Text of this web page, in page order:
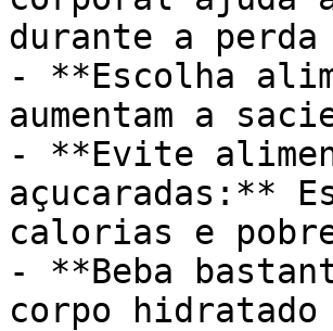
durante a
- **Escolha
aumentam a
- **Evite
açucaradas:**
calorias e
- **Beba
corpo